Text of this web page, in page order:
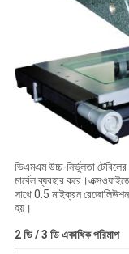
ভিএমএম উচ্চ-নির্ভুলতা টেবিলের
মার্বেল ব্যবহার
সাথে 0.5 মাইক্রন
হয়।
2 ডি / 3 ডি একাধিক পরিমাপ